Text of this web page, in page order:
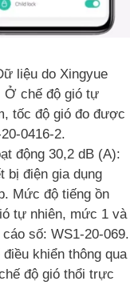
liệu do Xingyue
Ở chế độ gió tự
tốc độ gió đo được
0416-2.
động 30,2 dB (A):
bị điện gia dụng
Mức độ tiếng ồn
tự nhiên, mức 1 và
số: WS1-20-069.
khiển thông qua
độ gió thổi trực